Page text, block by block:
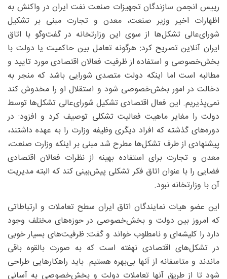
رییس انجمن سازندگان تجهیزات صنعت نفت ایران در واکنش به
اظهارات اخیر وزیر صنعت، معدن و تجارت مبنی بر تشکیل
شورای‌عالی تشکل‌ها از سوی این وزارتخانه در گفت‌وگو با اتاق
ایران آنلاین تصریح کرد: هرگونه تعامل بین حاکمیت یا دولت با
بخش‌خصوصی و استفاده از ظرفیت فعالان اقتصادی مورد تایید و
مطالبه است اما اینکه دولت متصدی شورایی باشد که منجر به
دخالت در امور بخش‌خصوصی شود و استقلال او را مخدوش کند
نمی‌پذیریم. این فعال اقتصادی تشکیل شورای‌عالی تشکل‌ها توسط
دولت را مغایر ماهیت فعالیت تشکلی توصیف کرد و افزود: در
دوره‌های گذشته که افراد دیگری وظیفه وزارت را به عهده داشتند،
پیشنهادی از طرف تشکل‌ها مطرح شد مبنی بر اینکه وزارت صنعت،
معدن و تجارت برای استفاده بهینه از نظرات فعالان اقتصادی
فضایی را با عنوان اتاق فکر تشکلی پیش‌بینی کند که البته مدیریت
آن با وزارتخانه نبود.
این عضو هیات نمایندگان اتاق ایران سطح تعاملات و ارتباطاتی
که امروز بین دولت و بخش‌خصوصی در حوزه‌های مختلف وجود
دارد را کلیشه‌ای و نامطلوب خواند و گفت: ظرفیت‌های بسیار خوبی
در تشکل‌های اقتصادی نهفته است که به صورت بالقوه باقی
ماندند و متاسفانه از آنها بی‌بهره هستیم. باید راهکارهایی طراحی
شود تا از طریق آنها تعاملات دولت و بخش‌خصوصی به آسانی